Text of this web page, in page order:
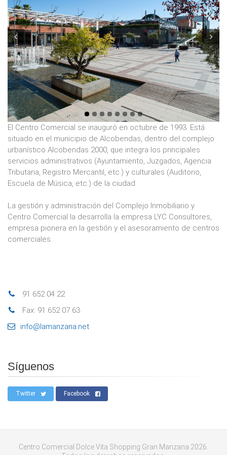
Prev Next
El Centro Comercial se inauguró en octubre de 1993. Está
situado en el municipio de Alcobendas, dentro del complejo
urbanístico Alcobendas 2000, que integra los principales
servicios administrativos (Ayuntamiento, Juzgados, Agencia
Tributaria, Registro Mercantil, etc.) y culturales (Auditorio,
Escuela de Música, etc.) de la ciudad.
La gestión y administración del Complejo Inmobiliario y
Centro Comercial la desarrolla la empresa LYC Consultores,
empresa pionera en la gestión y el asesoramiento de centros
comerciales.
91 652 04 22
Fax: 91 652 07 63
info@lamanzana.net
Síguenos
Twitter Facebook
Centro Comercial Dolce Vita Shopping Gran Manzana 2026.